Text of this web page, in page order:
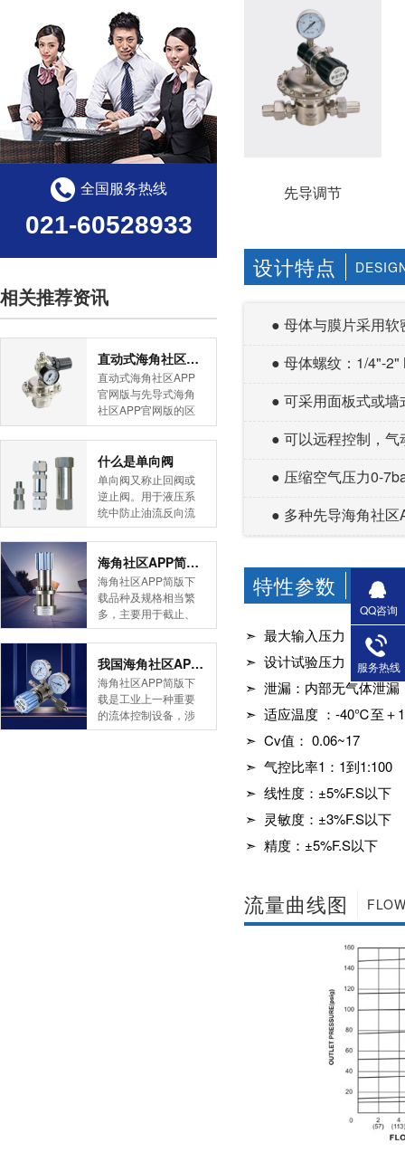
先导调节
设计特点
● 母体与膜片采用软
● 母体螺纹：1/4"-
● 可采用面板式或墙
● 可以远程控制
● 压缩空气压力0-
● 多种先导海角社
特性参数
➣ 最大输入压力：
➣ 设计试验压力：最大
➣ 泄漏：内部无气体泄漏
➣ 适应温度 ：-40℃
➣ Cv值： 0.06~17
➣ 气控比率1：1到1:100
➣ 线性度：±5%F.S以下
➣ 灵敏度：±3%F.S以下
➣ 精度：±5%F.S以下
流量曲线图
全国服务热线
021-60528933
相关推荐资讯
直动式海角社区APP官网版与先导式海角社区APP官网版的区别
直动式海角社区APP
官网版与先导式海角
社区APP官网版的区
别是什么？HJBA8海
角论坛海角社区APP
简版下载告诉您！先
导式海角社区APP官
网版是采用控制阀体
内的启闭件的开度来
调节介质的流量，将
介质的压力降低，同
时借助阀后压力的作
用调节启闭件的开
度，使阀后压力保持
在一定范围内，在进
口压力不断变化的情
在设定的范围内，保
护其后的生活生产器
具。本类海角社区
APP简版下载在管......
什么是单向阀
单向阀又称止回阀或
逆止阀。用于液压系
统中防止油流反向流
动,或者用于气动系统
中防止压缩空气逆向
流动。今天HJBA8海
角论坛海角社区APP
简版下载为您介绍一
下什么是单向阀。
一、简介单向阀有直
通式和直角式两种。
直通式单向阀用螺纹
连接安装在管路上。
直角式单向阀有螺纹
连接、板式连接和法
兰连接三种形式。液
海角社区APP简版下载的维护保养方式有哪些
海角社区APP简版下
载品种及规格相当繁
多，主要用于截止、
导流、稳压、分流
等，用途广泛。正确
和有序有效的维护保
养会保护海角社区
APP简版下载，使海
角社区APP简版下载
正常发挥功能并且延
我国海角社区APP简版下载市场的现状及前景如何
海角社区APP简版下
载是工业上一种重要
的流体控制设备，涉
及到国民经济诸多部
QQ咨询
服务热线